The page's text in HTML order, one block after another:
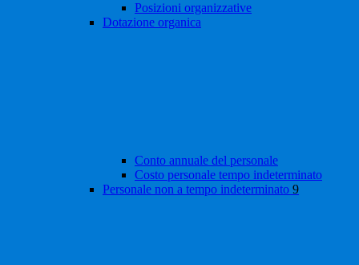
Posizioni organizzative
Dotazione organica
Conto annuale del personale
Costo personale tempo indeterminato
Personale non a tempo indeterminato 9